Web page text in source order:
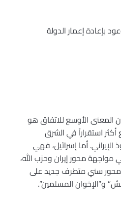
بإعادة إعمار الدولة
المعنى الأوسع للاتفاق هو
استقراراً في الشرق
أما إسرائيل، فهي
‏محور إيران وحزب الله،
سني ‏متطرف جديد على
و”الإخوان ‏المسلمين”.‏